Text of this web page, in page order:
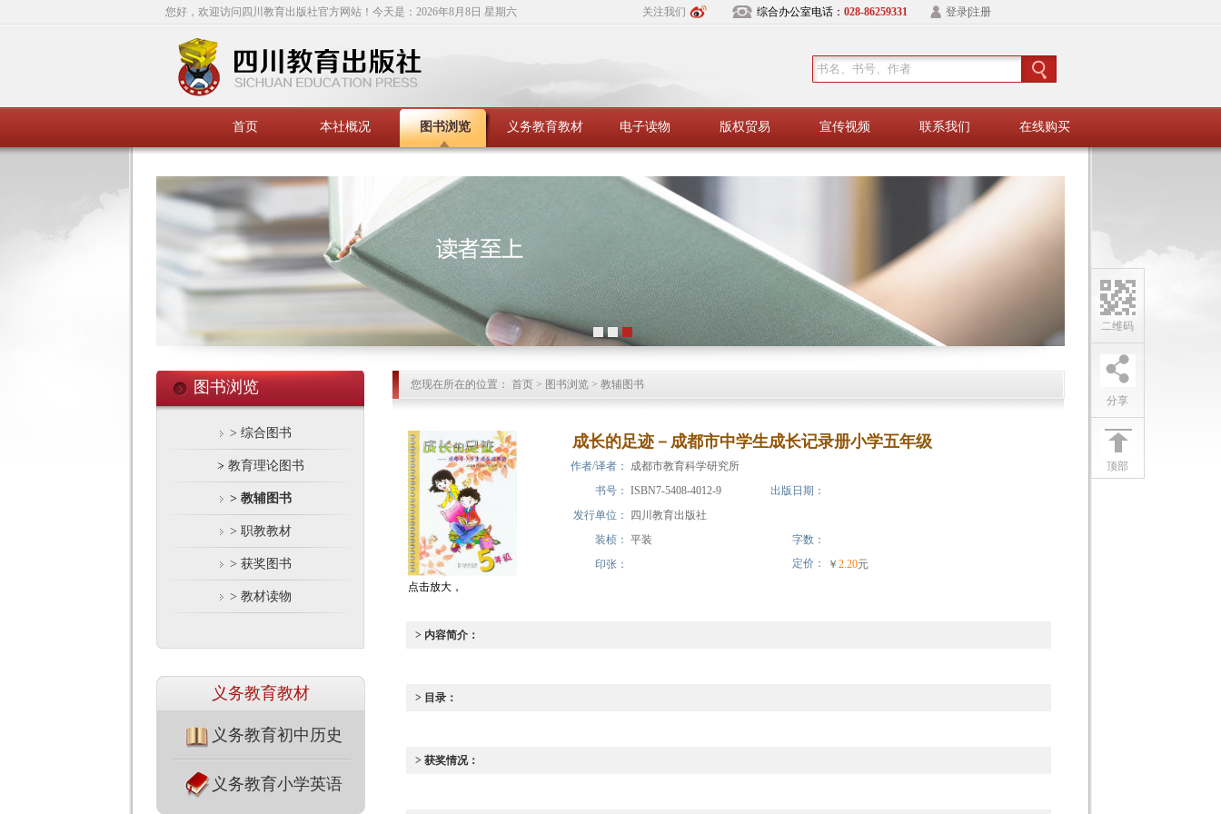
您好，欢迎访问四川教育出版社官方网站！今天是： 2026年8月8日 星期六 关注我们 综合办公室电话： 028-86259331 登录|注册
首页 本社概况 图书浏览 义务教育教材 电子读物 版权贸易 宣传视频 联系我们 在线购买
图书浏览
> 综合图书
> 教育理论图书
> 教辅图书
> 职教教材
> 获奖图书
> 教材读物
义务教育教材
义务教育初中历史
义务教育小学英语
您现在所在的位置： 首页 > 图书浏览 > 教辅图书
点击放大，
成长的足迹－成都市中学生成长记录册小学五年级
作者/译者：
成都市教育科学研究所
书号： ISBN7-5408-4012-9
出版日期：
发行单位：
四川教育出版社
装桢： 平装
字数：
印张：
定价： ￥ 2.20元
> 内容简介：
> 目录：
> 获奖情况：
二维码
分享
顶部